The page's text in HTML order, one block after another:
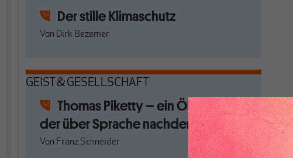
Der stille Klimaschutz
Von Dirk Bezemer
GEIST & GESELLSCHAFT
Thomas Piketty – ein Ökonom,
der über Sprache nachdenkt
Von Franz Schneider